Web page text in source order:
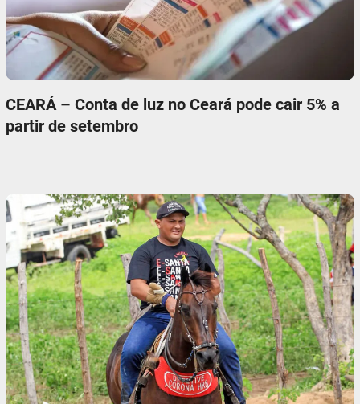
CEARÁ – Conta de luz no Ceará pode cair 5% a
partir de setembro